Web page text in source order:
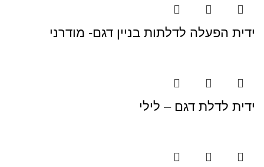
ידית הפעלה לדלתות בניין דגם- מודרני
ידית לדלת דגם – לילי